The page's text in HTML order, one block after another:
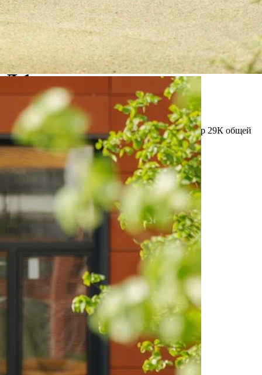
Продажа
119172 - Г. ВИДНОЕ,
ДЕРЕВНЯ САПРОНОВО, ,
Д.1
Москва / Московская обл
Получить контакты Посмотреть на карте
Прямая продажа от застройщика! Кладовая номер 29К общей
площадью 3.1 кв. м на -1-м этаже в ЖК «1-й
Донской»[#7374399#]
Навигация
Характеристики
О помещении
Где находится
Контакты
Другие объявления
Характеристики помещения
№ объявления
119172
Дата размещения
06.08.2026
деревня Сапроново, , д.1
Этаж